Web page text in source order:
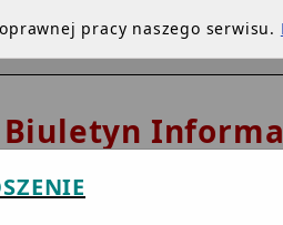
Biuletyn
Publicznej
Urząd Gminy w
pracy naszego serwisu.